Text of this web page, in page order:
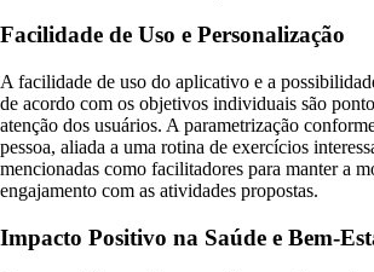
Facilidade de Uso e Personalização
A facilidade de uso do aplicativo e a
de acordo com os objetivos individuais são
atenção dos usuários. A parametrização
pessoa, aliada a uma rotina de exercícios
mencionadas como facilitadores para manter a
engajamento com as atividades propostas.
Impacto Positivo na Saúde e Bem-